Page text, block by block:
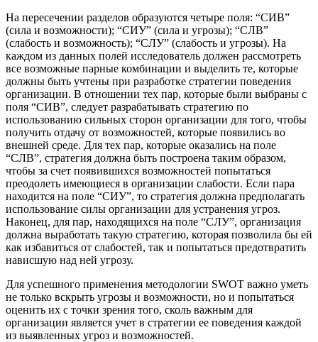
На пересечении разделов образуются четыре поля: “СИВ”
(сила и возможности); “СИУ” (сила и угрозы); “СЛВ”
(слабость и возможность); “СЛУ” (слабость и угрозы). На
каждом из данных полей исследователь должен рассмотреть
все возможные парные комбинации и выделить те, которые
должны быть учтены при разработке стратегии поведения
организации. В отношении тех пар, которые были выбраны с
поля “СИВ”, следует разрабатывать стратегию по
использованию сильных сторон организации для того, чтобы
получить отдачу от возможностей, которые появились во
внешней среде. Для тех пар, которые оказались на поле
“СЛВ”, стратегия должна быть построена таким образом,
чтобы за счет появившихся возможностей попытаться
преодолеть имеющиеся в организации слабости. Если пара
находится на поле “СИУ”, то стратегия должна предполагать
использование силы организации для устранения угроз.
Наконец, для пар, находящихся на поле “СЛУ”, организация
должна выработать такую стратегию, которая позволила бы ей
как избавиться от слабостей, так и попытаться предотвратить
нависшую над ней угрозу.
Для успешного применения методологии SWOT важно уметь
не только вскрыть угрозы и возможности, но и попытаться
оценить их с точки зрения того, сколь важным для
организации является учет в стратегии ее поведения каждой
из выявленных угроз и возможностей.